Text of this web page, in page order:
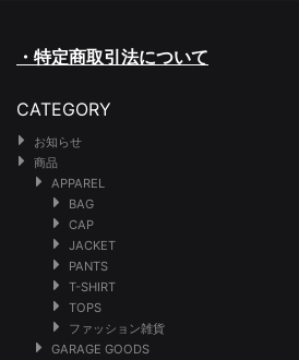
・特定商取引法について
CATEGORY
お知らせ
商品
APPAREL
BAG
CAP
JACKET
PANTS
T-SHIRT
TOPS
ファッション雑貨
GARAGE GOODS